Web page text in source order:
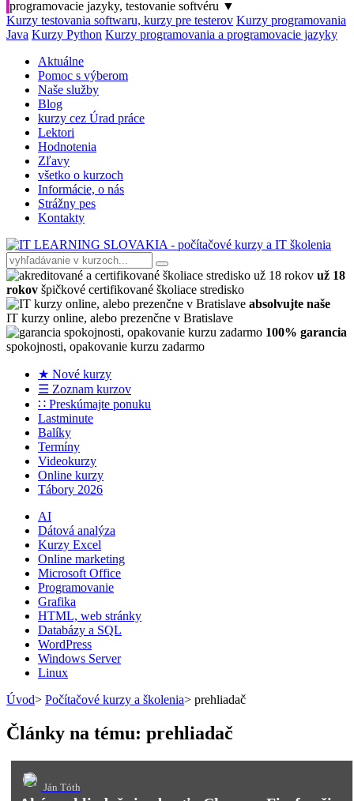
programovacie jazyky, testovanie softvéru ▼
Kurzy testovania softwaru, kurzy pre testerov Kurzy programovania
Java Kurzy Python Kurzy programovania a programovacie jazyky
Aktuálne
Pomoc s výberom
Naše služby
Blog
kurzy cez Úrad práce
Lektori
Hodnotenia
Zľavy
všetko o kurzoch
Informácie, o nás
Strážny pes
Kontakty
už 18
rokov špičkové certifikované školiace stredisko
absolvujte naše
IT kurzy online, alebo prezenčne v Bratislave
100% garancia
spokojnosti, opakovanie kurzu zadarmo
★ Nové kurzy
☰ Zoznam kurzov
∷ Preskúmajte ponuku
Lastminute
Balíky
Termíny
Videokurzy
Online kurzy
Tábory 2026
AI
Dátová analýza
Kurzy Excel
Online marketing
Microsoft Office
Programovanie
Grafika
HTML, web stránky
Databázy a SQL
WordPress
Windows Server
Linux
Úvod> Počítačové kurzy a školenia> prehliadač
Články na tému: prehliadač
Ján Tóth